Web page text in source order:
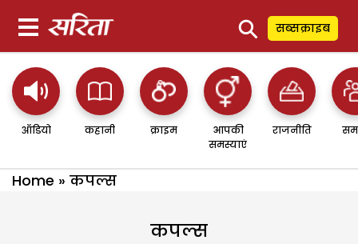
⚲ सब्सक्राइब
ऑडियो कहानी क्राइम
आपकी
समस्याएं
राजनीति
Home » कपल्स
कपल्स